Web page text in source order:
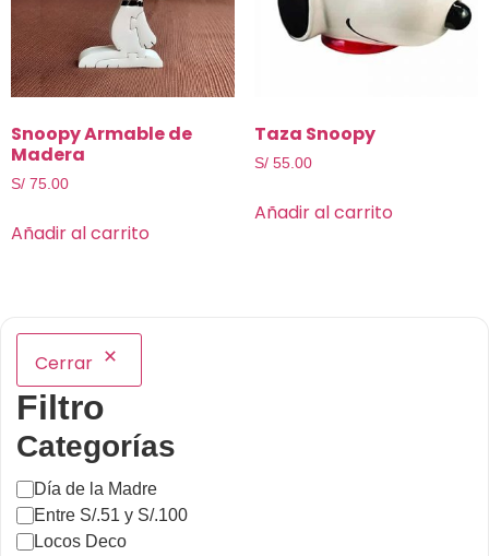
Snoopy Armable de
Madera
S/ 75.00
Añadir al carrito
Taza Snoopy
S/55.00
Añadir al carrito
Cerrar
Filtro
Categorías
Día de la Madre
Entre S/.51 y S/.100
Locos Deco